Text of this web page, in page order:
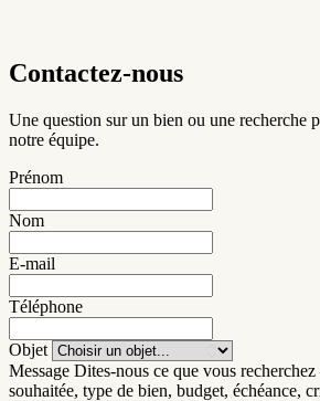
Contactez-nous
Une question sur un bien ou une recherche
notre équipe.
Prénom
Nom
E-mail
Téléphone
Objet
Message Dites-nous ce que vous
souhaitée, type de bien, budget, échéance,